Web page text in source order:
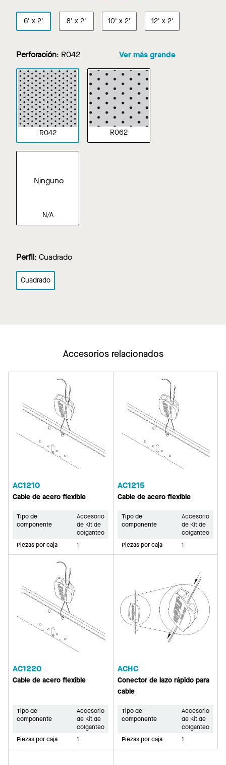
6' x 2' 8' x 2' 10' x 2' 12' x 2'
Perforación: R042 Ver más grande
R042 R062
Ninguno
N/A
Perfil: Cuadrado
Cuadrado
Accesorios relacionados
AC1210
Cable de acero flexible
Tipo de
componente
Accesorio
de Kit de
colganteo
Piezas por caja
1
AC1215
Cable de acero flexible
Tipo de
componente
Accesorio
de Kit de
colganteo
Piezas por caja
1
AC1220
Cable de acero flexible
Tipo de
componente
Accesorio
de Kit de
colganteo
Piezas por caja
1
ACHC
Conector de lazo rápido para
cable
Tipo de
componente
Accesorio
de Kit de
colganteo
Piezas por caja
1